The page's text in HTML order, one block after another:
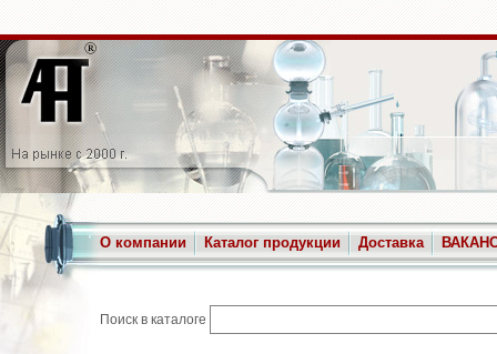
О компании Каталог продукции Доставка
Поиск в каталоге